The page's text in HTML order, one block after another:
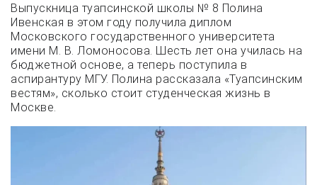
Выпускница туапсинской школы № 8 Полина
Ивенская в этом году получила диплом
Московского государственного университета
имени М. В. Ломоносова. Шесть лет она училась на
бюджетной основе, а теперь поступила в
аспирантуру МГУ. Полина рассказала «Туапсинским
вестям», сколько стоит студенческая жизнь в
Москве.